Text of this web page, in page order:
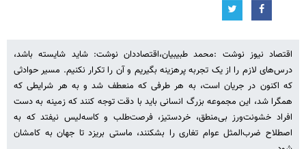
اقتصاد نیوز نوشت :محمد طبیبیان،اقتصاددان نوشت: شاید شایسته باشد،
درس‌های لازم را از یک تجربه پرهزینه بگیریم و آن را تکرار نکنیم. مسیر حوادثی
که اکنون در جریان است، به هر طرفی که منعطف شد و به هر شرایطی که
همگرا شد، این مجموعه بزرگ انسانی باید با دقت توجه کنند که زمینه به دست
افراد خشونت‌ورز بی‌منطق، خردستیز، فرصت‌طلب و کاسه‌لیس نیفتد که به
اصطلاح ضرب‌المثل عوام تغاری را بشکنند، ماستی بریزد تا جهان به کامشان